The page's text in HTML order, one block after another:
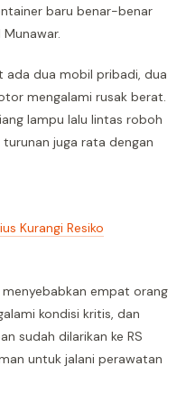
baru benar-benar
ada dua mobil pribadi, dua
mengalami rusak berat.
lampu lalu lintas roboh
juga rata dengan
Kurangi Resiko
empat orang
kondisi kritis, dan
sudah dilarikan ke RS
untuk jalani perawatan